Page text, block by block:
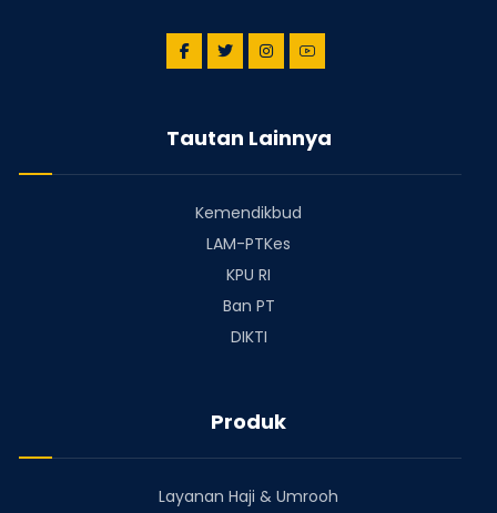
Tautan Lainnya
Kemendikbud
LAM-PTKes
KPU RI
Ban PT
DIKTI
Produk
Layanan Haji & Umrooh